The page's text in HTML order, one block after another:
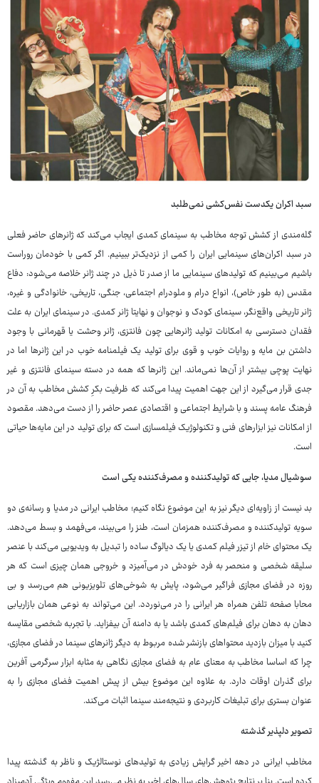
سبد اکران یکدست نفس‌کشی نمی‌طلبد
گله‌مندی از کشش توجه مخاطب به سینمای کمدی ایجاب می‌کند که ژانرهای حاضر فعلی
در سبد اکران‌های سینمایی ایران را کمی از نزدیک‌تر ببینیم. اگر کمی با خودمان روراست
باشیم می‌بینیم که تولیدهای سینمایی ما از صدر تا ذیل در چند ژانر خلاصه می‌شود: دفاع
مقدس (به طور خاص)، انواع درام و ملودرام اجتماعی، جنگی، تاریخی، خانوادگی و غیره،
ژانر تاریخی واقع‌نگر، سینمای کودک و نوجوان و نهایتا ژانر کمدی. در سینمای ایران به علت
فقدان دسترسی به امکانات تولید ژانرهایی چون فانتزی، ژانر وحشت یا قهرمانی با وجود
داشتن بن مایه و روایات خوب و قوی برای تولید یک فیلمنامه خوب در این ژانرها اما در
نهایت پوچی بیشتر از آن‌ها نمی‌ماند. این ژانرها که همه در دسته سینمای فانتزی و غیر
جدی قرار می‌گیرد از این جهت اهمیت پیدا می‌کند که ظرفیت بکرِ کشش مخاطب به آن در
فرهنگ عامه پسند و با شرایط اجتماعی و اقتصادی عصر حاضر را از دست می‌دهد. مقصود
از امکانات نیز ابزارهای فنی و تکنولوژیک فیلمسازی است که برای تولید در این مایه‌ها حیاتی
است.
سوشیال مدیا، جایی که تولیدکننده و مصرف‌کننده یکی است
بد نیست از زاویه‌ای دیگر نیز به این موضوع نگاه کنیم؛ مخاطب ایرانی در مدیا و رسانه‌ی دو
سویه تولیدکننده و مصرف‌کننده همزمان است، طنز را می‌بیند، می‌فهمد و بسط می‌دهد.
یک محتوای خام از تیزر فیلم کمدی یا یک دیالوگ ساده را تبدیل به ویدیویی می‌کند با عنصر
سلیقه شخصی و منحصر به فرد خودش در می‌آمیزد و خروجی همان چیزی است که هر
روزه در فضای مجازی فراگیر می‌شود، پایش به شوخی‌های تلویزیونی هم می‌رسد و بی
محابا صفحه تلفن همراه هر ایرانی را در می‌نوردد. این می‌تواند به نوعی همان بازاریابی
دهان به دهان برای فیلم‌های کمدی باشد یا به دامنه آن بیفزاید. با تجربه شخصی مقایسه
کنید با میزان بازدید محتواهای بازنشر شده مربوط به دیگر ژانرهای سینما در فضای مجازی،
چرا که اساسا مخاطب به معنای عام به فضای مجازی نگاهی به مثابه ابزار سرگرمی آفرین
برای گذران اوقات دارد. به علاوه این موضوع بیش از پیش اهمیت فضای مجازی را به
عنوان بستری برای تبلیغات کاربردی و نتیجه‌مند سینما اثبات می‌کند.
تصویر دلپذیر گذشته
مخاطب ایرانی در دهه اخیر گرایش زیادی به تولیدهای نوستالژیک و ناظر به گذشته پیدا